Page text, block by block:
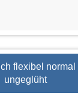
flexibel normal
ungeglüht